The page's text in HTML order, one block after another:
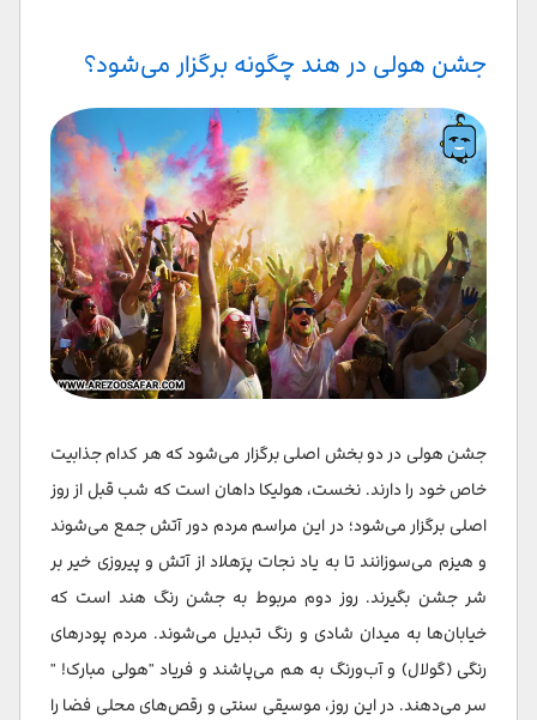
جشن هولی در هند چگونه برگزار می‌شود؟
جشن هولی در دو بخش اصلی برگزار می‌شود که هر کدام جذابیت
خاص خود را دارند. نخست، هولیکا داهان است که شب قبل از روز
اصلی برگزار می‌شود؛ در این مراسم مردم دور آتش جمع می‌شوند
و هیزم می‌سوزانند تا به یاد نجات پرَهلاد از آتش و پیروزی خیر بر
شر جشن بگیرند. روز دوم مربوط به جشن رنگ هند است که
خیابان‌ها به میدان شادی و رنگ تبدیل می‌شوند. مردم پودرهای
رنگی (گولال) و آب‌ورنگ به هم می‌پاشند و فریاد "هولی مبارک! "
سر می‌دهند. در این روز، موسیقی سنتی و رقص‌های محلی فضا را